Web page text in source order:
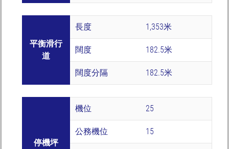
平衡滑行
道
長度 1,353米
闊度 182.5米
闊度分隔 182.5米
停機坪
機位 25
公務機位 15